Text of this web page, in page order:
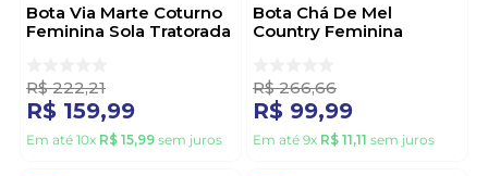
Bota Via Marte Coturno
Feminina Sola Tratorada
R$ 222,21
R$ 159,99
Em até 10x R$ 15,99 sem juros
Bota Chá De Mel
Country Feminina
R$ 266,66
R$ 99,99
Em até 9x R$ 11,11 sem juros